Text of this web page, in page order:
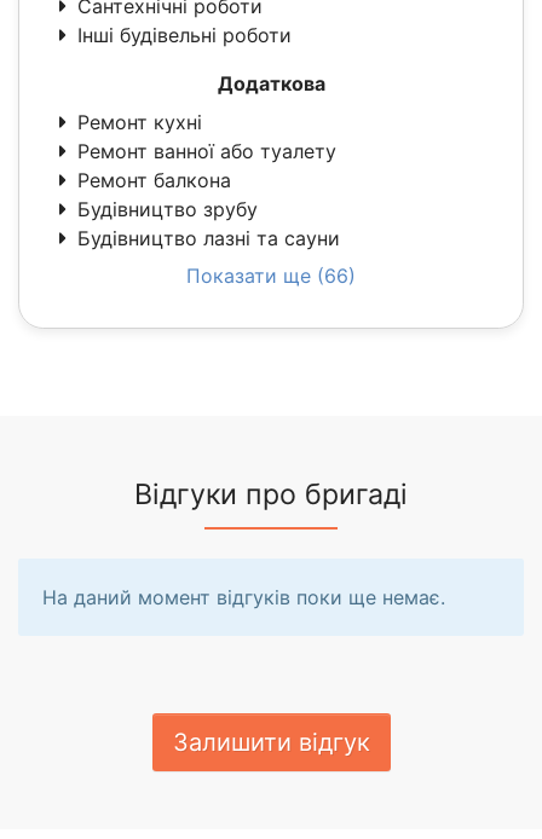
Сантехнічні роботи
Інші будівельні роботи
Додаткова
Ремонт кухні
Ремонт ванної або туалету
Ремонт балкона
Будівництво зрубу
Будівництво лазні та сауни
Показати ще (66)
Відгуки про бригаді
На даний момент відгуків поки ще немає.
Залишити відгук